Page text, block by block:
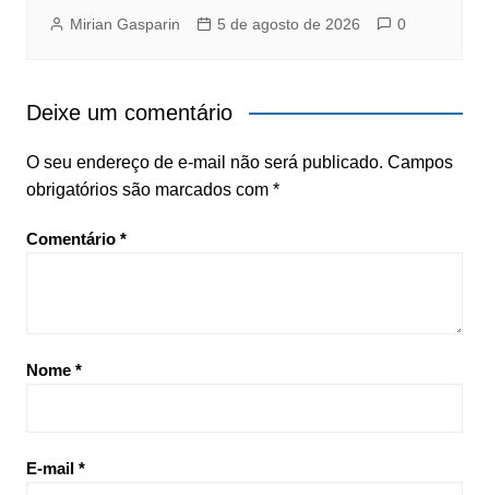
Mirian Gasparin 5 de agosto de 2026 0
Deixe um comentário
O seu endereço de e-mail não será publicado. Campos
obrigatórios são marcados com *
Comentário *
Nome *
E-mail *